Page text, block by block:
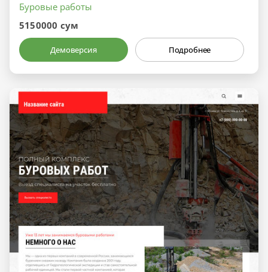
Буровые работы
5150000 сум
Демоверсия Подробнее